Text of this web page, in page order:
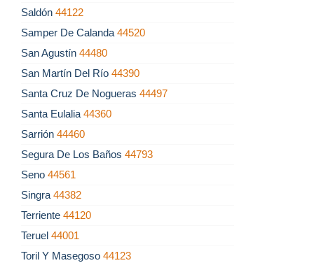
Saldón 44122
Samper De Calanda 44520
San Agustín 44480
San Martín Del Río 44390
Santa Cruz De Nogueras 44497
Santa Eulalia 44360
Sarrión 44460
Segura De Los Baños 44793
Seno 44561
Singra 44382
Terriente 44120
Teruel 44001
Toril Y Masegoso 44123